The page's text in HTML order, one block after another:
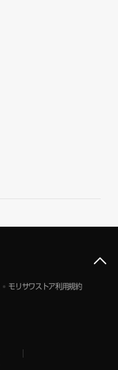
モリサワストア利用規約